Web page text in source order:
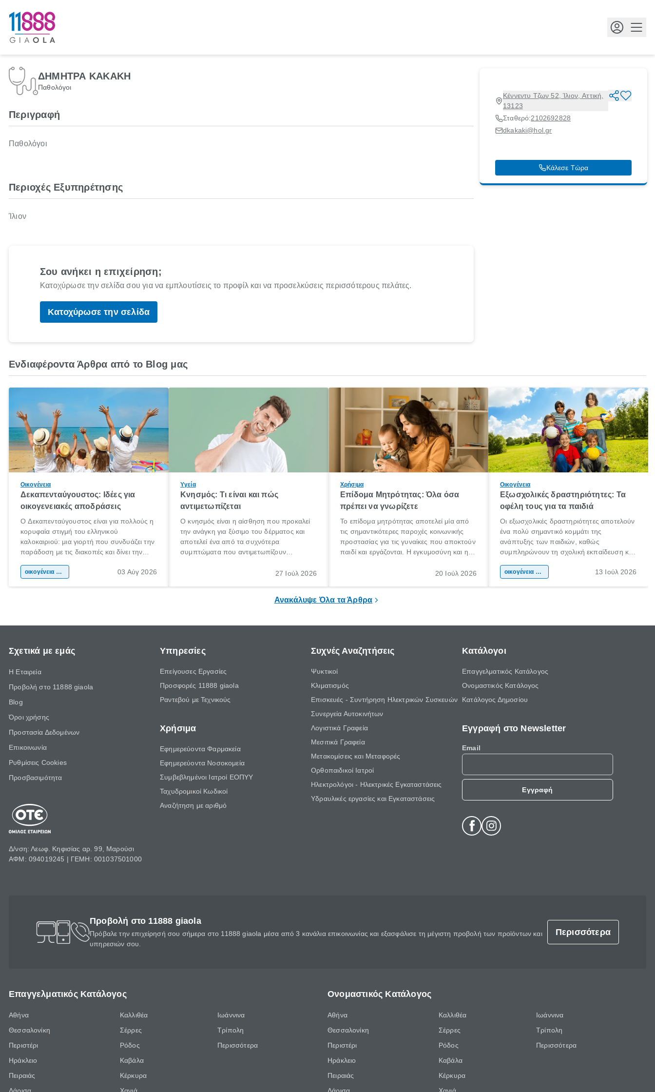
ΔΗΜΗΤΡΑ ΚΑΚΑΚΗ
Παθολόγοι
Κέννεντυ Τζων 52, Ίλιον, Αττική,
13123
Σταθερό:2102692828
dkakaki@hol.gr
Κάλεσε Τώρα
Περιγραφή
Παθολόγοι
Περιοχές Εξυπηρέτησης
Ίλιον
Σου ανήκει η επιχείρηση;
Κατοχύρωσε την σελίδα σου για να εμπλουτίσεις το προφίλ και να προσελκύσεις περισσότερους πελάτες.
Κατοχύρωσε την σελίδα
Ενδιαφέροντα Άρθρα από το Blog μας
Οικογένεια
Δεκαπενταύγουστος: Ιδέες για
οικογενειακές αποδράσεις
Ο Δεκαπενταύγουστος είναι για πολλούς η
κορυφαία στιγμή του ελληνικού
καλοκαιριού: μια γιορτή που συνδυάζει την
παράδοση με τις διακοπές και δίνει την
χώρας. Είτε πρόκειται για λίγες μέρες
οικογένεια & παιδί 03 Αύγ 2026
Υγεία
Κνησμός: Τι είναι και πώς
αντιμετωπίζεται
Ο κνησμός είναι η αίσθηση που προκαλεί
την ανάγκη για ξύσιμο του δέρματος και
αποτελεί ένα από τα συχνότερα
συμπτώματα που αντιμετωπίζουν
πληροφορίες για το «κνησμός τι είναι»,
27 Ιούλ 2026
Χρήσιμα
Επίδομα Μητρότητας: Όλα όσα
πρέπει να γνωρίζετε
Το επίδομα μητρότητας αποτελεί μία από
τις σημαντικότερες παροχές κοινωνικής
προστασίας για τις γυναίκες που αποκτούν
παιδί και εργάζονται. Η εγκυμοσύνη και η
σημαντική περίοδος στη ζωή κάθε20 Ιούλ 2026
Οικογένεια
Εξωσχολικές δραστηριότητες: Τα
οφέλη τους για τα παιδιά
Οι εξωσχολικές δραστηριότητες αποτελούν
ένα πολύ σημαντικό κομμάτι της
ανάπτυξης των παιδιών, καθώς
συμπληρώνουν τη σχολική εκπαίδευση και
της προσωπικότητας, της κοινωνικότητας
οικογένεια & παιδί 13 Ιούλ 2026
Ανακάλυψε Όλα τα Άρθρα
Σχετικά με εμάς
Η Εταιρεία
Προβολή στο 11888 giaola
Blog
Όροι χρήσης
Προστασία Δεδομένων
Επικοινωνία
Ρυθμίσεις Cookies
Προσβασιμότητα
Δ/νση: Λεωφ. Κηφισίας αρ. 99, Μαρούσι
ΑΦΜ: 094019245 | ΓΕΜΗ: 001037501000
Υπηρεσίες
Επείγουσες Εργασίες
Προσφορές 11888 giaola
Ραντεβού με Τεχνικούς
Χρήσιμα
Εφημερεύοντα Φαρμακεία
Εφημερεύοντα Νοσοκομεία
Συμβεβλημένοι Ιατροί ΕΟΠΥΥ
Ταχυδρομικοί Κωδικοί
Αναζήτηση με αριθμό
Συχνές Αναζητήσεις
Ψυκτικοί
Κλιματισμός
Επισκευές - Συντήρηση Ηλεκτρικών Συσκευών
Συνεργεία Αυτοκινήτων
Λογιστικά Γραφεία
Μεσιτικά Γραφεία
Μετακομίσεις και Μεταφορές
Ορθοπαιδικοί Ιατροί
Ηλεκτρολόγοι - Ηλεκτρικές Εγκαταστάσεις
Υδραυλικές εργασίες και Εγκαταστάσεις
Κατάλογοι
Επαγγελματικός Κατάλογος
Ονομαστικός Κατάλογος
Κατάλογος Δημοσίου
Εγγραφή στο Newsletter
Email
Εγγραφή
Προβολή στο 11888 giaola
Πρόβαλε την επιχείρησή σου σήμερα στο 11888 giaola μέσα από 3 κανάλια επικοινωνίας και εξασφάλισε τη μέγιστη προβολή των προϊόντων και
υπηρεσιών σου.
Περισσότερα
Επαγγελματικός Κατάλογος
Αθήνα
Θεσσαλονίκη
Περιστέρι
Ηράκλειο
Πειραιάς
Καλλιθέα
Σέρρες
Ρόδος
Καβάλα
Κέρκυρα
Ιωάννινα
Τρίπολη
Περισσότερα
Ονομαστικός Κατάλογος
Αθήνα
Θεσσαλονίκη
Περιστέρι
Ηράκλειο
Πειραιάς
Καλλιθέα
Σέρρες
Ρόδος
Καβάλα
Κέρκυρα
Ιωάννινα
Τρίπολη
Περισσότερα